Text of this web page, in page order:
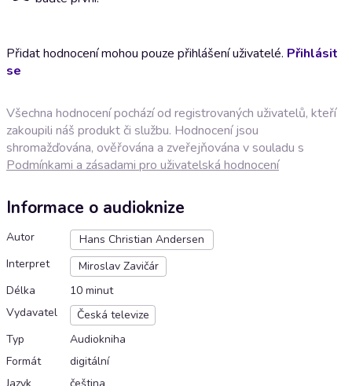
Přidat hodnocení mohou pouze přihlášení uživatelé. Přihlásit
se
Všechna hodnocení pochází od registrovaných uživatelů, kteří
zakoupili náš produkt či službu. Hodnocení jsou
shromažďována, ověřována a zveřejňována v souladu s
Podmínkami a zásadami pro uživatelská hodnocení
Informace o audioknize
Autor
Hans Christian Andersen
Interpret
Miroslav Zavičár
Délka
10 minut
Vydavatel
Česká televize
Typ
Audiokniha
Formát
digitální